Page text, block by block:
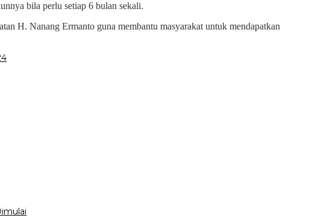
bila perlu setiap 6 bulan sekali.
H. Nanang Ermanto guna membantu masyarakat untuk mendapatkan